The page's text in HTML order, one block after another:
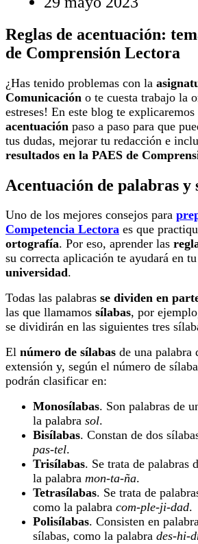
Reglas de acentuación:
de Comprensión Lectora
¿Has tenido problemas con la
Comunicación o te cuesta trabajo la
estreses! En este blog te explicaremos
acentuación paso a paso para que
tus dudas, mejorar tu redacción e
resultados en la PAES de
Acentuación de palabras y
Uno de los mejores consejos para
Competencia Lectora es que
ortografía. Por eso, aprender las
su correcta aplicación te ayudará en tu
universidad.
Todas las palabras se dividen en
las que llamamos sílabas, por
se dividirán en las siguientes tres
El número de sílabas de una palabra
extensión y, según el número de
podrán clasificar en:
Monosílabas. Son palabras de
la palabra sol.
Bisílabas. Constan de dos
pas-tel.
Trisílabas. Se trata de palabras
la palabra mon-ta-ña.
Tetrasílabas. Se trata de
como la palabra com-ple-ji-dad.
Polisílabas. Consisten en
sílabas, como la palabra des-hi-